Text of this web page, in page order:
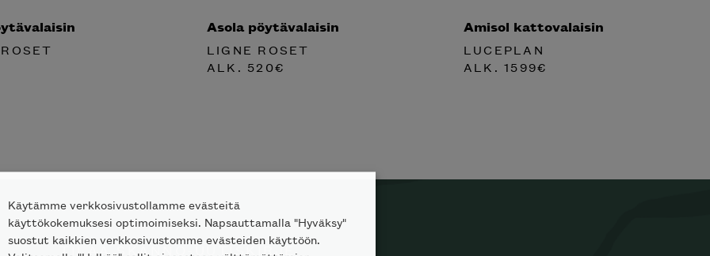
Asola pöytävalaisin
LIGNE ROSET
ALK. 520€
Amisol kattovalaisin
LUCEPLAN
ALK.1599€
TILAA SKANNO-UUTISKIRJE
Käytämme verkkosivustollamme evästeitä
käyttökokemuksesi optimoimiseksi. Napsauttamalla "Hyväksy"
suostut kaikkien verkkosivustomme evästeiden käyttöön.